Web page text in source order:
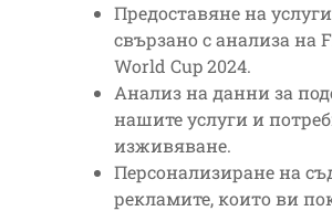
Предоставяне на
свързано с анализа на
World Cup 2024.
Анализ на данни за
нашите услуги и
изживяване.
Персонализиране на
рекламите, които ви